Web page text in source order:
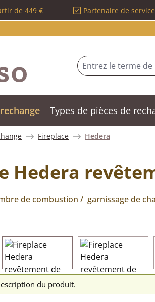
principale
de 449 € Partenaire de
Types de pièces de
Fireplace Hedera
Hedera
de combustion / garnissage de
du produit.